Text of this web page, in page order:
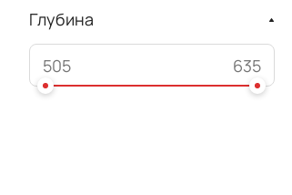
Глубина